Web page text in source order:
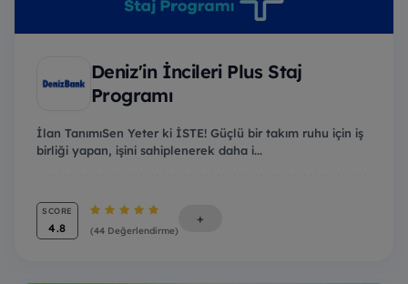
Deniz'in İncileri Plus Staj
Programı
İlan TanımıSen Yeter ki İSTE! Güçlü bir takım ruhu için iş
birliği yapan, işini sahiplenerek daha i...
SCORE
4.8 (44 Değerlendirme)
+